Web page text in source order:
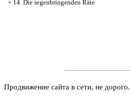
+ 14. Die segenbringenden Räte
Продвижение сайта в сети, не дорого.